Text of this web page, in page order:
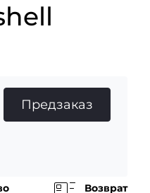
Предзаказ
Возврат